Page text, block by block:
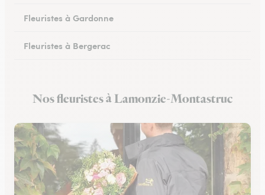
Fleuristes à Gardonne
Fleuristes à Bergerac
Fleuristes à Eymet
Nos fleuristes à Lamonzie-Montastruc